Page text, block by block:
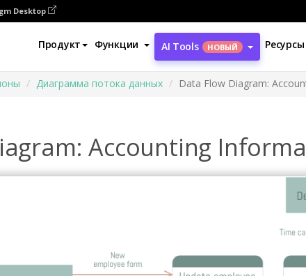
Desktop
Продукт Функции AI Tools НОВЫЙ Ресурсы
Диаграмма потока данных Data Flow Diagram:
Accounting